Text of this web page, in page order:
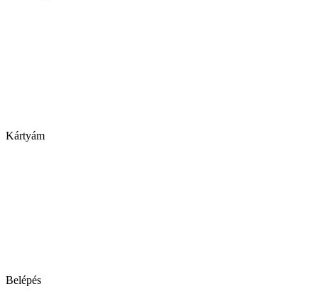
Kártyám
Belépés